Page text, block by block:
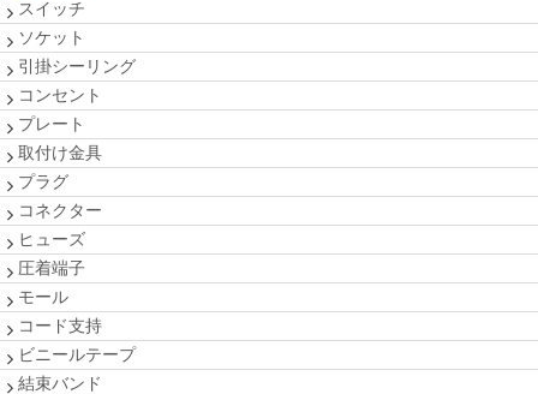
スイッチ
ソケット
引掛シーリング
コンセント
プレート
取付け金具
プラグ
コネクター
ヒューズ
圧着端子
モール
コード支持
ビニールテープ
結束バンド